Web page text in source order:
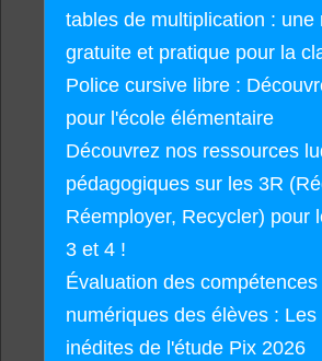
tables de multiplication : une
gratuite et pratique pour la
Police cursive libre :
pour l'école élémentaire
Découvrez nos ressources
pédagogiques sur les 3R
Réemployer, Recycler) pour
3 et 4 !
Évaluation des compétences
numériques des élèves : Les
inédites de l'étude Pix 2026